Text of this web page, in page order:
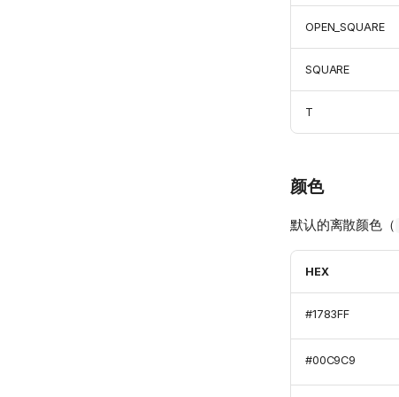
OPEN_SQUARE
SQUARE
T
颜色
默认的离散颜色（
HEX
#1783FF
#00C9C9